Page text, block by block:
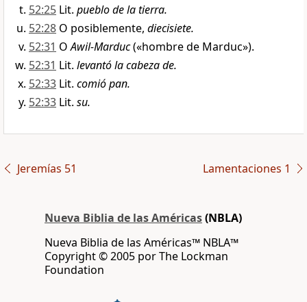
52:25 Lit. pueblo de la tierra.
52:28 O posiblemente, diecisiete.
52:31 OAwil-Marduc(«hombre de Marduc»).
52:31 Lit. levantó la cabeza de.
52:33 Lit. comió pan.
52:33 Lit. su.
Jeremías 51 Lamentaciones 1
Nueva Biblia de las Américas(NBLA)
Nueva Biblia de las Américas™ NBLA™
Copyright © 2005 por The Lockman
Foundation